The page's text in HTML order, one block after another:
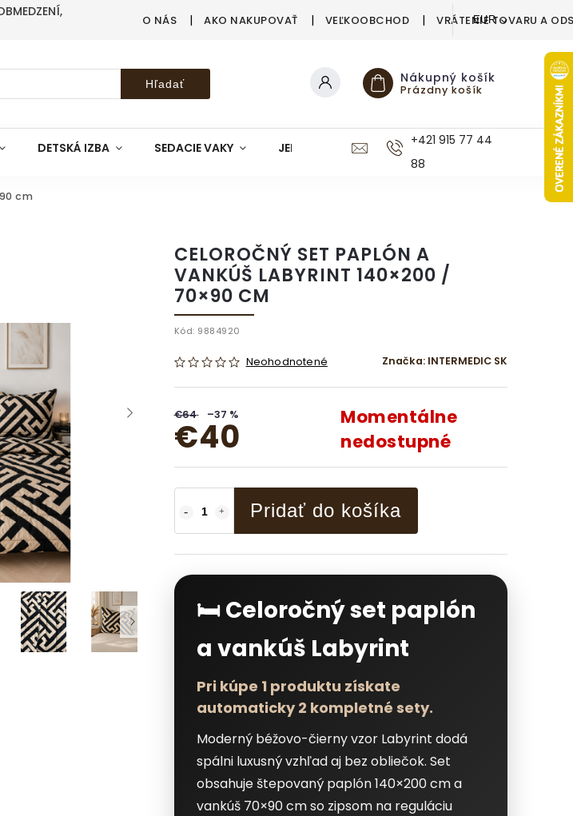
O NÁS AKO NAKUPOVAŤ VEĽKOOBCHOD VRÁTENIE TOVARU A
EUR
Hľadať Nákupný košík
Prázdny košík
DETSKÁ IZBA SEDACIE VAKY JEDÁLEŇ KUCHYŇA KÚPEĽŇA
+421 915 77 44
88
cm
CELOROČNÝ SET PAPLÓN A
VANKÚŠ LABYRINT 140×200 /
70×90 CM
Kód: 9884920
Neohodnotené Značka: INTERMEDIC SK
€64 –37 %
€40
Momentálne
nedostupné
Pridať do košíka
🛏️ Celoročný set paplón
a vankúš Labyrint
Pri kúpe 1 produktu získate
automaticky 2 kompletné sety.
Moderný béžovo-čierny vzor Labyrint dodá
spálni luxusný vzhľad aj bez obliečok. Set
obsahuje štepovaný paplón 140×200 cm a
vankúš 70×90 cm so zipsom na reguláciu